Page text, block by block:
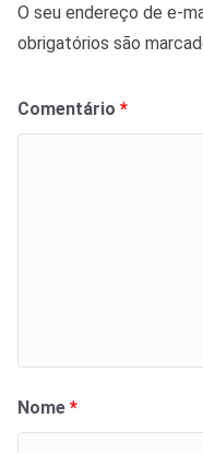
O seu endereço de e-
obrigatórios são
Comentário *
Nome *